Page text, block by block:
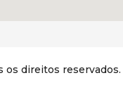
os direitos reservados.